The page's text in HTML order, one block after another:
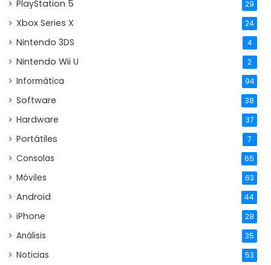
PlayStation 5 29
Xbox Series X 24
Nintendo 3DS 4
Nintendo Wii U 2
Informática 94
Software 38
Hardware 37
Portátiles 7
Consolas 65
Móviles 63
Android 44
iPhone 28
Análisis 35
Noticias 53